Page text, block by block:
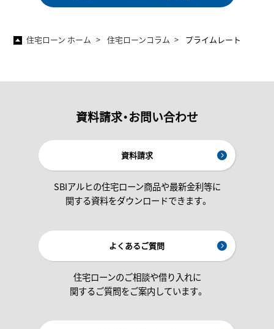
住宅ローン ホーム 住宅ローンコラム プライムレート
資料請求・お問い合わせ
資料請求
SBIアルヒの住宅ローン商品や最新金利等に
関する資料をダウンロードできます。
よくあるご質問
住宅ローンのご相談や借り入れに
関するご質問をご案内しています。